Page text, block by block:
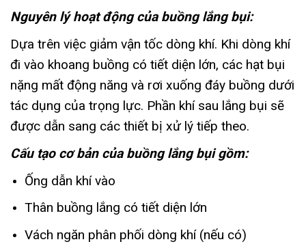
Nguyên lý hoạt động của buồng lắng bụi:
Dựa trên việc giảm vận tốc dòng khí. Khi dòng khí
đi vào khoang buồng có tiết diện lớn, các hạt bụi
nặng mất động năng và rơi xuống đáy buồng dưới
tác dụng của trọng lực. Phần khí sau lắng bụi sẽ
được dẫn sang các thiết bị xử lý tiếp theo.
Cấu tạo cơ bản của buồng lắng bụi gồm:
Ống dẫn khí vào
Thân buồng lắng có tiết diện lớn
Vách ngăn phân phối dòng khí (nếu có)